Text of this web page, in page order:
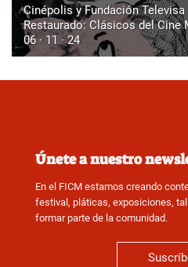
Cinépolis y Fundación
Restaurado: Clásicos del Cine
06 · 11 · 24
Únete a nuestro
En el FICM estamos creando
festival, pláticas, exposiciones,
formar parte de la comunidad.